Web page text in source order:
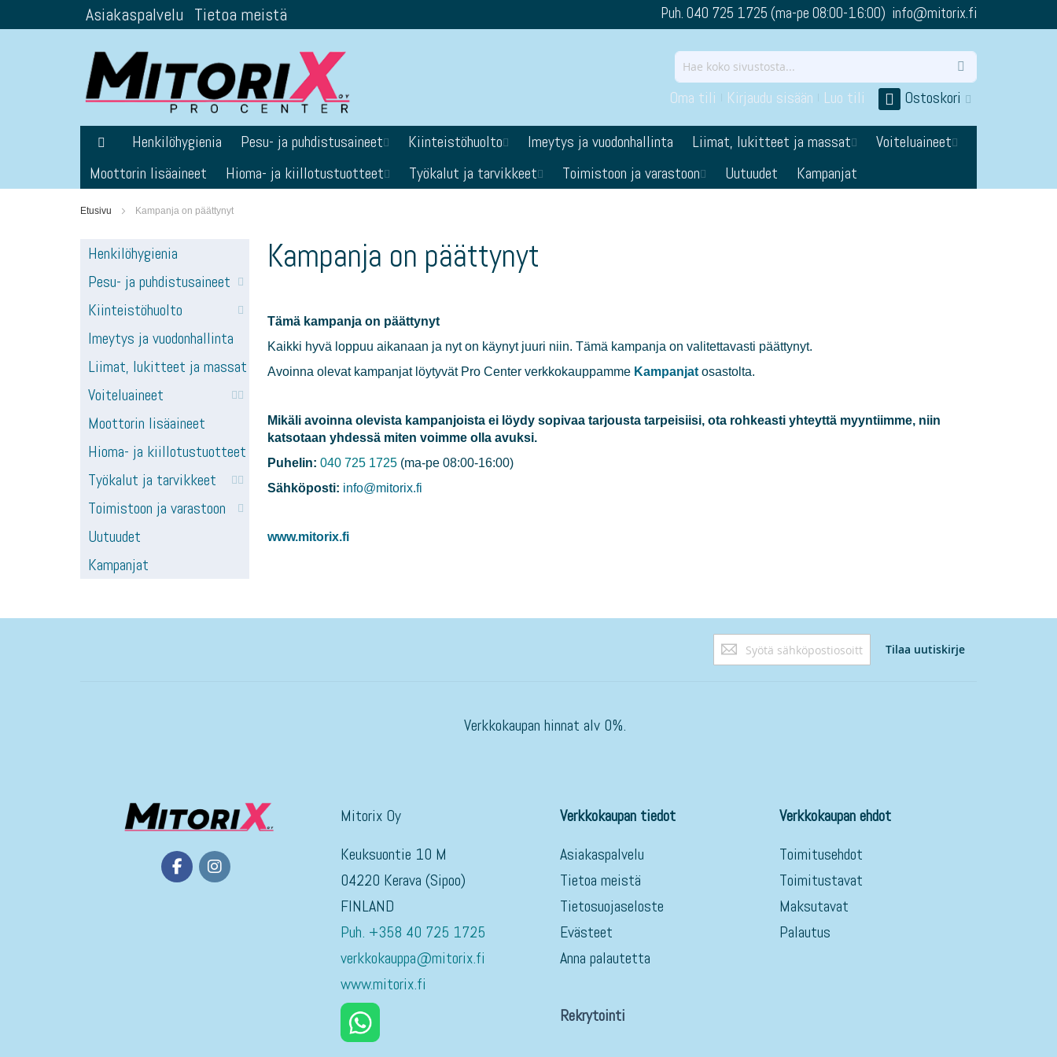
Skip
Content
Asiakaspalvelu Tietoa meistä Puh. 040 725 1725 (ma-pe 08:00-16:00) info@mitorix.fi
Ostoskori
Oma tili Kirjaudu sisään Luo tili
Henkilöhygienia Pesu- ja puhdistusaineet Kiinteistöhuolto Imeytys ja vuodonhallinta Liimat, lukitteet ja massat
Voiteluaineet
Moottorin lisäaineet
Hioma- ja kiillotustuotteet Työkalut ja tarvikkeet Toimistoon ja varastoon Uutuudet Kampanjat
Etusivu Kampanja on päättynyt
Kampanja on päättynyt
Tämä kampanja on päättynyt
Kaikki hyvä loppuu aikanaan ja nyt on käynyt juuri niin. Tämä kampanja on valitettavasti päättynyt.
Avoinna olevat kampanjat löytyvät Pro Center verkkokauppamme Kampanjatosastolta.
Mikäli avoinna olevista kampanjoista ei löydy sopivaa tarjousta tarpeisiisi, ota rohkeasti yhteyttä myyntiimme, niin
katsotaan yhdessä miten voimme olla avuksi.
Puhelin: 040 725 1725(ma-pe 08:00-16:00)
Sähköposti: info@mitorix.fi
www.mitorix.fi
Henkilöhygienia
Pesu- ja puhdistusaineet
Kiinteistöhuolto
Imeytys ja vuodonhallinta
Liimat, lukitteet ja massat
Voiteluaineet
Moottorin lisäaineet
Hioma- ja kiillotustuotteet
Työkalut ja tarvikkeet
Toimistoon ja varastoon
Uutuudet
Kampanjat
Tilaa
uutiskirjeemme:
Tilaa uutiskirje
Verkkokaupan hinnat alv 0%.
Mitorix Oy
Keuksuontie 10 M
04220 Kerava (Sipoo)
FINLAND
Puh. +358 40 725 1725
verkkokauppa@mitorix.fi
www.mitorix.fi
Verkkokaupan tiedot
Asiakaspalvelu
Tietoa meistä
Tietosuojaseloste
Evästeet
Anna palautetta
Rekrytointi
Verkkokaupan ehdot
Toimitusehdot
Toimitustavat
Maksutavat
Palautus